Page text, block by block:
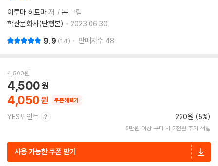
이루마 히토마저 논 그림
학산문화사(단행본)
2023.06.30.
9.9 14 판매지수 48
4,500원
4,050
4,500
쿠폰혜택가
YES포인트 220원 (5%)
5만원 이상 구매 시 2천원 추가 적립
사용 가능한 쿠폰 받기